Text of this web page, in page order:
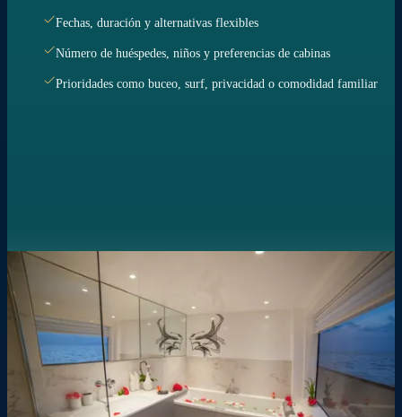
Fechas, duración y alternativas flexibles
Número de huéspedes, niños y preferencias de cabinas
Prioridades como buceo, surf, privacidad o comodidad familiar